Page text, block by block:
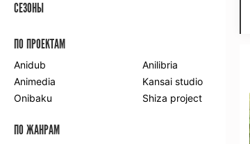
СЕЗОНЫ
ПО ПРОЕКТАМ
Anidub
Anilibria
Animedia
Kansai studio
Onibaku
Shiza project
ПО ЖАНРАМ